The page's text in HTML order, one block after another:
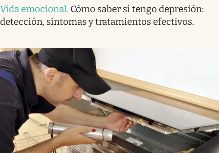
Vida emocional. Cómo saber si tengo depresión:
detección, síntomas y tratamientos efectivos.